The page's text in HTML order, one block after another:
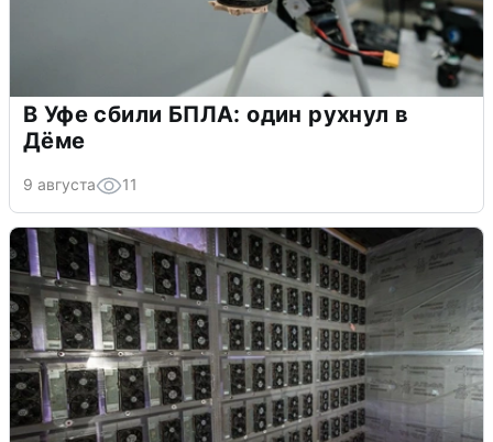
В Уфе сбили БПЛА: один рухнул в
Дёме
9 августа 11